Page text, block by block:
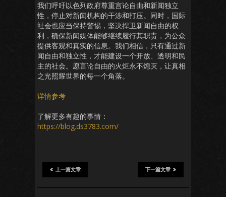
我们呼吁以色列政府尊重言论自由和新闻独立
性，停止对新闻机构的干涉和打压。同时，国际
社会也应当保持警惕，坚决捍卫新闻自由的权
利，确保新闻媒体能够继续履行其职责，为公众
提供客观和真实的信息。我们相信，只有通过新
闻自由和独立性，才能建设一个开放、透明和民
主的社会。愿言论自由的火炬永不熄灭，让真相
之光照耀世界的每一个角落。
详情参考
了解更多有趣的事情：
https://blog.ds3783.com/
下一篇文章
上一篇文章